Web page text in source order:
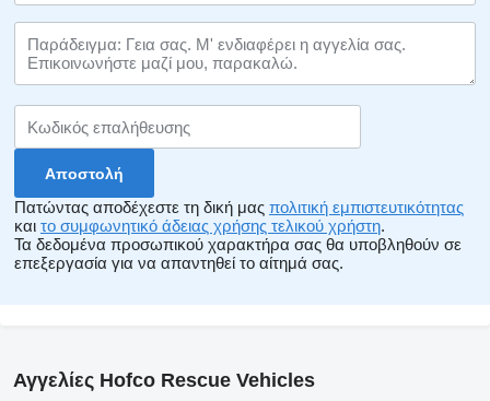
Πατώντας αποδέχεστε τη δική μας πολιτική εμπιστευτικότητας
και το συμφωνητικό άδειας χρήσης τελικού χρήστη.
Τα δεδομένα προσωπικού χαρακτήρα σας θα υποβληθούν σε
επεξεργασία για να απαντηθεί το αίτημά σας.
Αγγελίες Hofco Rescue Vehicles